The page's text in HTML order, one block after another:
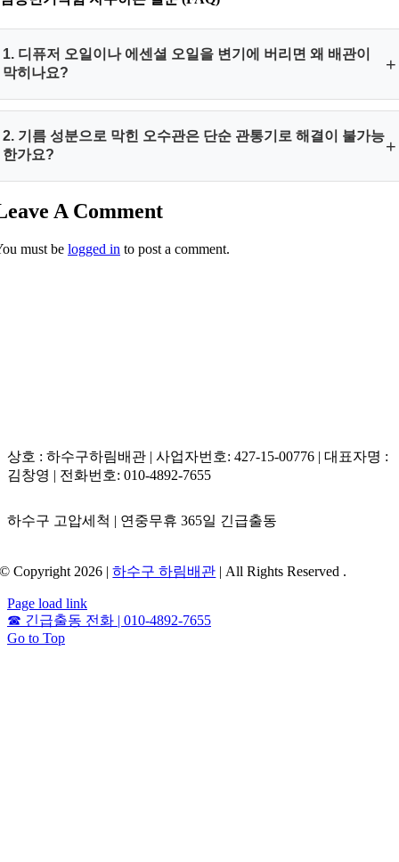
1. 디퓨저 오일이나 에센셜 오일을 변기에 버리면 왜 배관이
막히나요?
+
향수용 고농축 오일 성분은 물에 분해되지 않고 차가운 배관 내
부의 정수와 만나면 실리콘처럼 점도가 아주 높게 변형됩니다.
2. 기름 성분으로 막힌 오수관은 단순 관통기로 해결이 불가능
한가요?
+
단순 철사 관통기는 끈적한 오일 덩어리에 일시적인 구멍만 낼
경으로 내부를 확인하며 플렉스 샤프트와 고압세척 장비를 동
A Comment
must be logged in to post a comment.
상호 : 하수구하림배관 | 사업자번호: 427-15-00776 | 대표자명 :
김창영 | 전화번호: 010-4892-7655
하수구 고압세척 | 연중무휴 365일 긴급출동
© Copyright 2026 |하수구 하림배관 | All Rights Reserved .
Page load link
☎ 긴급출동 전화 | 010-4892-7655
Go to Top